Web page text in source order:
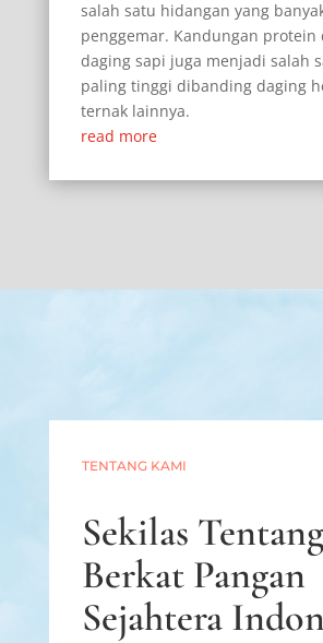
salah satu hidangan yang
penggemar. Kandungan protein
daging sapi juga menjadi salah
paling tinggi dibanding daging
ternak lainnya.
read more
TENTANG KAMI
Sekilas Tentang
Berkat Pangan
Sejahtera